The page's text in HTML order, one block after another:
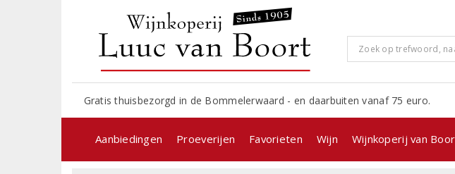
Gratis thuisbezorgd in de Bommelerwaard - en daarbuiten vanaf 75 euro.
Aanbiedingen Proeverijen Favorieten Wijn Wijnkoperij van